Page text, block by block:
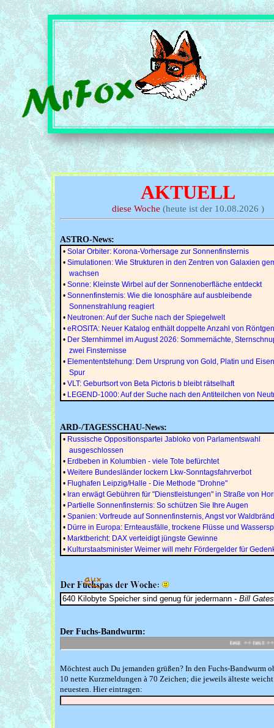
AKTUELL
diese Woche (heute ist der 10.08.2026 )
ASTRO-News:
• Solar Orbiter: Korona-Vorhersage zur Sonnenfinsternis
• Simulationen: Wie Strukturen in den Zentren von Galaxien
wachsen
• Sonne: Kleinste Wirbel auf der Sonnenoberfläche entdeckt
• Sonnenfinsternis: Wie die Ionosphäre auf ausbleibende
Sonnenstrahlung reagiert
• Neutronen: Auf der Suche nach der Spiegelwelt
• eROSITA: Neuer Katalog enthält doppelte Anzahl von
• Der Sternhimmel im August 2026: Sommernächte,
zwei Finsternisse
• Elemententstehung: Dem Ursprung von Gold, Platin und
Spur
• VLT: Geburtsort von Beta Pictoris b bleibt rätselhaft
• LEGEND-1000: Auf der Suche nach den Antiteilchen von
ARD-/TAGESSCHAU-News:
• Russische Oppositionspartei Jabloko von Parlamentswahl
ausgeschlossen
• Erdbeben in Kolumbien - viele Tote befürchtet
• Weitere Bundesländer lockern Lkw-Sonntagsfahrverbot
• Flughafen Leipzig/Halle - Die Methode "Drohne"
• Iran erwägt Gebühren für "Dienstleistungen" in Straße von
• Partielle Sonnenfinsternis: So schützen Sie Ihre Augen
• Spanien: Vorfreude auf Sonnenfinsternis, Angst vor
• Dürre in Europa: Ernteausfälle, trockene Flüsse und
• Marktbericht: DAX verteidigt jüngste Gewinne
• Kulturstaatsminister Weimer will mehr Fördergelder für
640 Kilobyte Speicher sind genug für jedermann - Bill Gates
Der Fuchs-Bandwurm:
Möchtest auch Du jemanden grüßen? In den Fuchs-Bandwurm
10 nette Kurzmeldungen à 70 Zeichen; die jeweils älteste weicht
neuesten. Hier eintragen: